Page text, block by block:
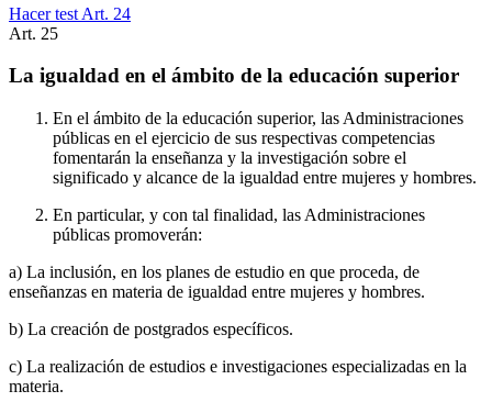
Hacer test Art. 24
Art. 25
La igualdad en el ámbito de la educación superior
En el ámbito de la educación superior, las Administraciones
públicas en el ejercicio de sus respectivas competencias
fomentarán la enseñanza y la investigación sobre el
significado y alcance de la igualdad entre mujeres y hombres.
En particular, y con tal finalidad, las Administraciones
públicas promoverán:
a) La inclusión, en los planes de estudio en que proceda, de
enseñanzas en materia de igualdad entre mujeres y hombres.
b) La creación de postgrados específicos.
c) La realización de estudios e investigaciones especializadas en la
materia.